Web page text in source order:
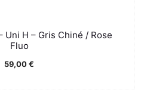
Uni H – Gris Chiné / Rose
Fluo
59,00 €